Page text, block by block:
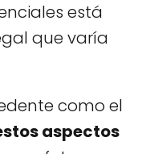
está
que varía
como el
aspectos